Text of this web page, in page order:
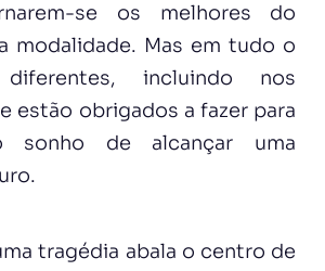
se os melhores do
modalidade. Mas em tudo o
incluindo nos
estão obrigados a fazer para
sonho de alcançar uma
tragédia abala o centro de